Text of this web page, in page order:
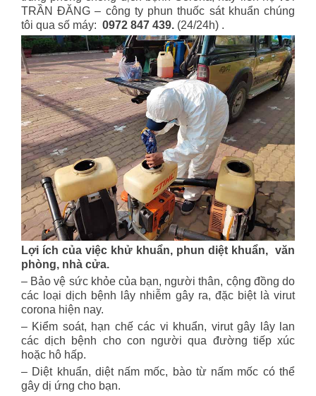
TRẦN ĐĂNG – công ty phun thuốc sát khuẩn chúng
tôi qua số máy: 0972 847 439. (24/24h) .
Lợi ích của việc khử khuẩn, phun diệt khuẩn, văn
phòng, nhà cửa.
– Bảo vệ sức khỏe của bạn, người thân, cộng đồng do
các loại dịch bệnh lây nhiễm gây ra, đặc biệt là virut
corona hiện nay.
– Kiểm soát, hạn chế các vi khuẩn, virut gây lây lan
các dịch bệnh cho con người qua đường tiếp xúc
hoặc hô hấp.
– Diệt khuẩn, diệt nấm mốc, bào từ nấm mốc có thể
gây dị ứng cho bạn.